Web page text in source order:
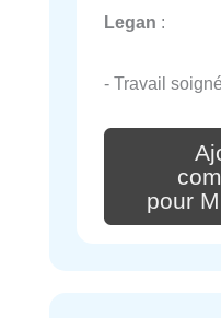
Legan :
- Travail
pour